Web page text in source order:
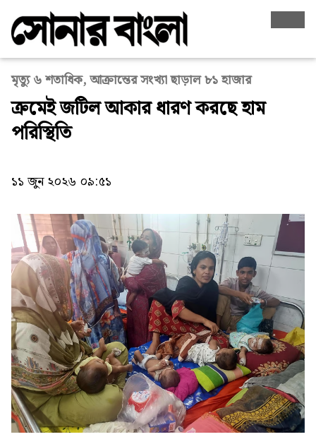
মৃত্যু ৬ শতাধিক, আক্রান্তের সংখ্যা ছাড়াল ৮১ হাজার
ক্রমেই জটিল আকার ধারণ করছে হাম
পরিস্থিতি
১১ জুন ২০২৬ ০৯:৫১